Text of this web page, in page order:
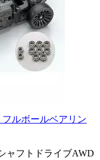
ルボールベアリン
ャフトドライブAWD